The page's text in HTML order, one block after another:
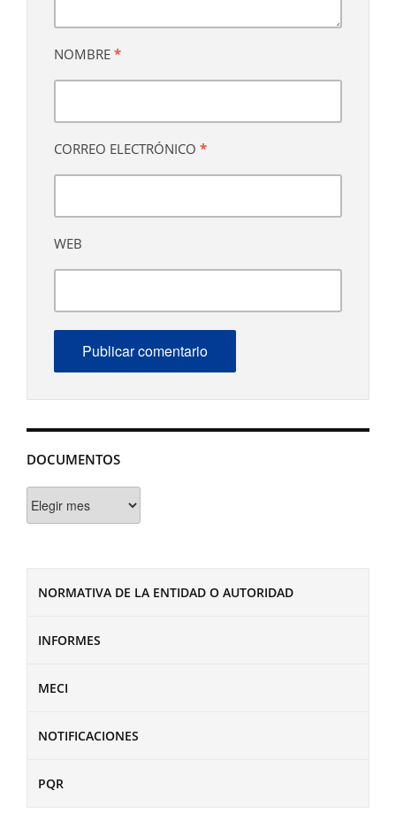
DOCUMENTOS
NORMATIVA DE LA ENTIDAD O AUTORIDAD
INFORMES
MECI
NOTIFICACIONES
PQR
NOMBRE *
CORREO ELECTRÓNICO *
WEB